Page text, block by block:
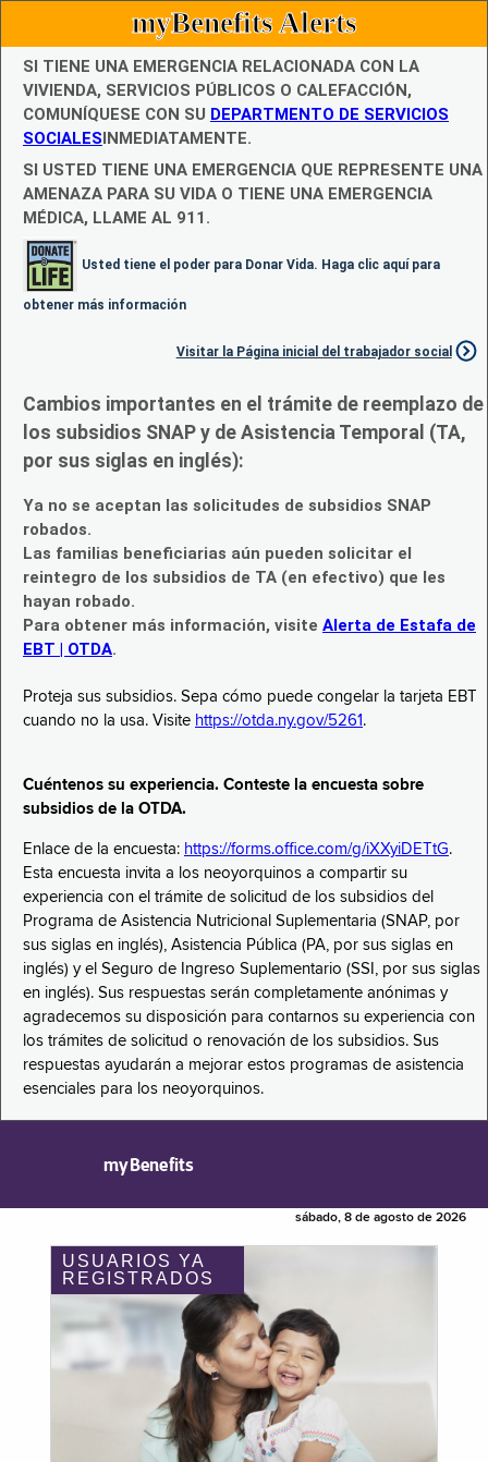
myBenefits Alerts
SI TIENE UNA EMERGENCIA RELACIONADA CON LA
VIVIENDA, SERVICIOS PÚBLICOS O CALEFACCIÓN,
COMUNÍQUESE CON SU DEPARTMENTO DE SERVICIOS
SOCIALESINMEDIATAMENTE.
SI USTED TIENE UNA EMERGENCIA QUE REPRESENTE UNA
AMENAZA PARA SU VIDA O TIENE UNA EMERGENCIA
MÉDICA, LLAME AL 911.
Usted tiene el poder para Donar Vida. Haga clic aquí para
obtener más información
Visitar la Página inicial del trabajador social
Cambios importantes en el trámite de reemplazo de
los subsidios SNAP y de Asistencia Temporal (TA,
por sus siglas en inglés):
Ya no se aceptan las solicitudes de subsidios SNAP
robados.
Las familias beneficiarias aún pueden solicitar el
reintegro de los subsidios de TA (en efectivo) que les
hayan robado.
Para obtener más información, visite Alerta de Estafa de
EBT | OTDA.
Proteja sus subsidios. Sepa cómo puede congelar la tarjeta EBT
cuando no la usa. Visite https://otda.ny.gov/5261 .
Cuéntenos su experiencia. Conteste la encuesta sobre
subsidios de la OTDA.
Enlace de la encuesta: https://forms.office.com/g/iXXyiDETtG.
Esta encuesta invita a los neoyorquinos a compartir su
experiencia con el trámite de solicitud de los subsidios del
Programa de Asistencia Nutricional Suplementaria (SNAP, por
sus siglas en inglés), Asistencia Pública (PA, por sus siglas en
inglés) y el Seguro de Ingreso Suplementario (SSI, por sus siglas
en inglés). Sus respuestas serán completamente anónimas y
agradecemos su disposición para contarnos su experiencia con
los trámites de solicitud o renovación de los subsidios. Sus
respuestas ayudarán a mejorar estos programas de asistencia
esenciales para los neoyorquinos.
myBenefits
sábado, 8 de agosto de 2026
USUARIOS YA
REGISTRADOS